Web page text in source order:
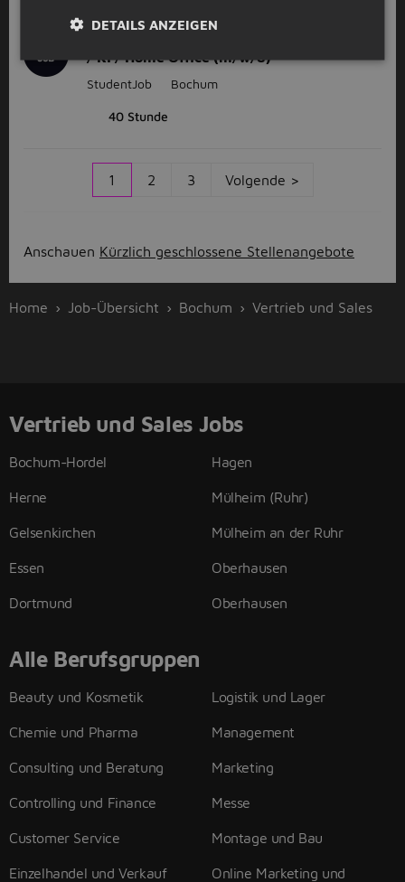
/ KI / Home Office (m/w/d)
StudentJob Bochum
40 Stunde
1 2 3 Volgende >
Anschauen Kürzlich geschlossene Stellenangebote
Home Job-Übersicht Bochum Vertrieb und Sales
Vertrieb und Sales Jobs
Bochum-Hordel
Herne
Gelsenkirchen
Essen
Dortmund
Hagen
Mülheim (Ruhr)
Mülheim an der Ruhr
Oberhausen
Oberhausen
Alle Berufsgruppen
Beauty und Kosmetik
Chemie und Pharma
Consulting und Beratung
Controlling und Finance
Customer Service
Einzelhandel und Verkauf
Logistik und Lager
Management
Marketing
Messe
Montage und Bau
Online Marketing und
DETAILS ANZEIGEN